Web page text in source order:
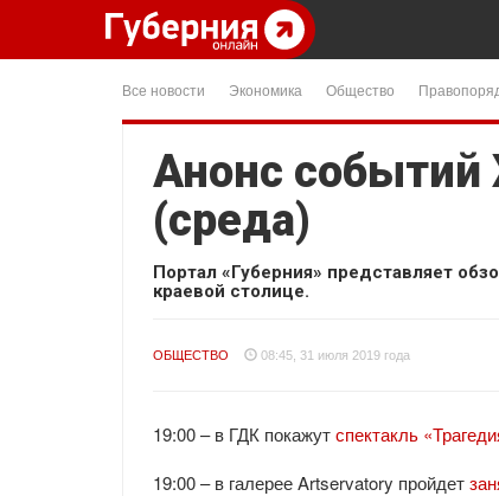
Все новости Экономика Общество
Анонс событий
(среда)
Портал «Губерния» представляет
краевой столице.
ОБЩЕСТВО 08:45, 31 июля 2019 года
19:00 – в ГДК покажутспектакль
19:00 – в галерее Artservatory пройдет